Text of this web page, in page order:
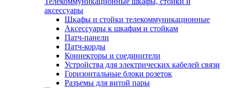
аксессуары
Шкафы и стойки телекоммуникационные
Аксессуары к шкафам и стойкам
Патч-панели
Патч-корды
Коннекторы и соединители
Устройства для электрических кабелей связи
Горизонтальные блоки розеток
Разъемы для витой пары